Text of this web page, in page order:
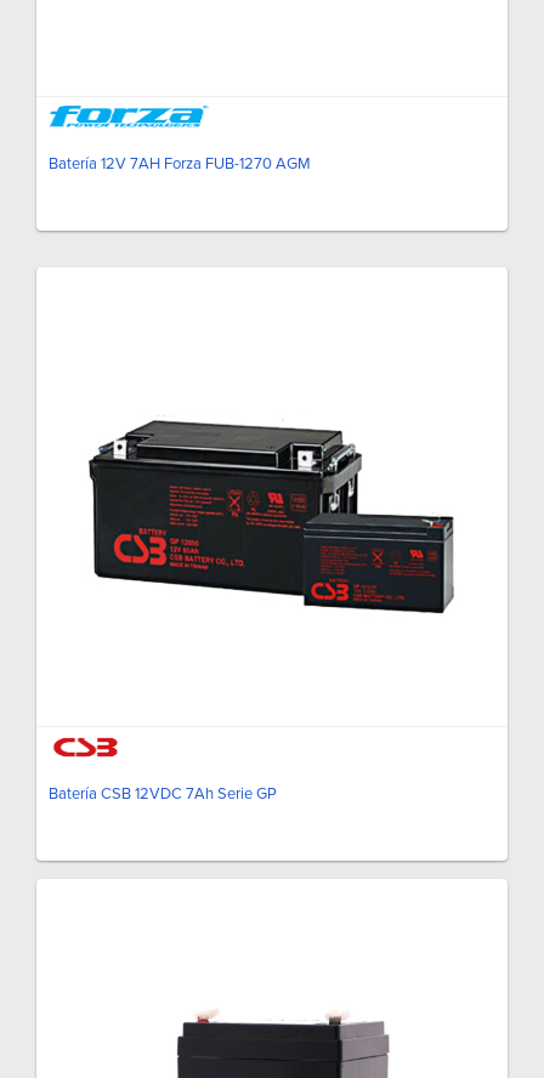
Batería 12V 7AH Forza FUB-1270 AGM
Batería CSB 12VDC 7Ah Serie GP